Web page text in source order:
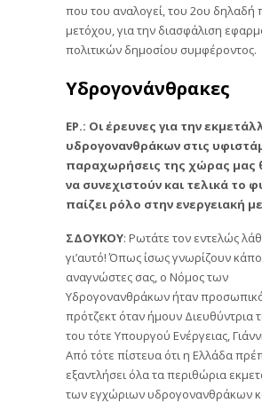
που του αναλογεί, του 2ου δηλαδή
μετόχου, για την διασφάλιση
πολιτικών δημοσίου συμφέροντος.
Υδρογονάνθρακες
ΕΡ.: Οι έρευνες για την
υδρογονανθράκων στις
παραχωρήσεις της χώρας μας
να συνεχιστούν και τελικά το
παίζει ρόλο στην ενεργειακή
ΣΔΟΥΚΟΥ: Ρωτάτε τον εντελώς
γι’αυτό! Όπως ίσως γνωρίζουν
αναγνώστες σας, ο Νόμος των
Υδρογονανθράκων ήταν
πρότζεκτ όταν ήμουν Διευθύντρια
του τότε Υπουργού Ενέργειας,
Από τότε πίστευα ότι η Ελλάδα
εξαντλήσει όλα τα περιθώρια
των εγχώριων υδρογονανθράκων